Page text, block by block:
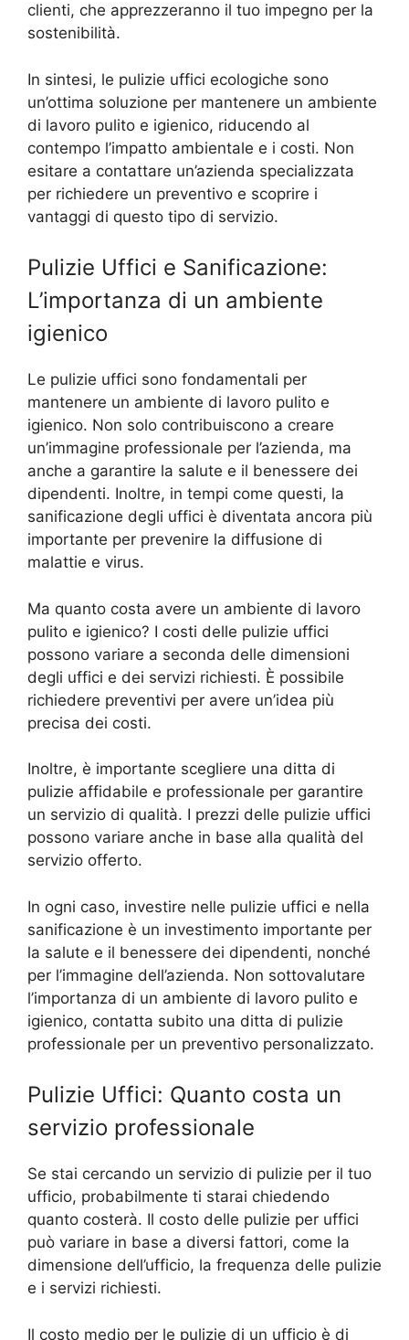
clienti, che apprezzeranno il tuo impegno per la
sostenibilità.
In sintesi, le pulizie uffici ecologiche sono
un’ottima soluzione per mantenere un ambiente
di lavoro pulito e igienico, riducendo al
contempo l’impatto ambientale e i costi. Non
esitare a contattare un’azienda specializzata
per richiedere un preventivo e scoprire i
vantaggi di questo tipo di servizio.
Pulizie Uffici e Sanificazione:
L’importanza di un ambiente
igienico
Le pulizie uffici sono fondamentali per
mantenere un ambiente di lavoro pulito e
igienico. Non solo contribuiscono a creare
un’immagine professionale per l’azienda, ma
anche a garantire la salute e il benessere dei
dipendenti. Inoltre, in tempi come questi, la
sanificazione degli uffici è diventata ancora più
importante per prevenire la diffusione di
malattie e virus.
Ma quanto costa avere un ambiente di lavoro
pulito e igienico? I costi delle pulizie uffici
possono variare a seconda delle dimensioni
degli uffici e dei servizi richiesti. È possibile
richiedere preventivi per avere un’idea più
precisa dei costi.
Inoltre, è importante scegliere una ditta di
pulizie affidabile e professionale per garantire
un servizio di qualità. I prezzi delle pulizie uffici
possono variare anche in base alla qualità del
servizio offerto.
In ogni caso, investire nelle pulizie uffici e nella
sanificazione è un investimento importante per
la salute e il benessere dei dipendenti, nonché
per l’immagine dell’azienda. Non sottovalutare
l’importanza di un ambiente di lavoro pulito e
igienico, contatta subito una ditta di pulizie
professionale per un preventivo personalizzato.
Pulizie Uffici: Quanto costa un
servizio professionale
Se stai cercando un servizio di pulizie per il tuo
ufficio, probabilmente ti starai chiedendo
quanto costerà. Il costo delle pulizie per uffici
può variare in base a diversi fattori, come la
dimensione dell’ufficio, la frequenza delle pulizie
e i servizi richiesti.
Il costo medio per le pulizie di un ufficio è di